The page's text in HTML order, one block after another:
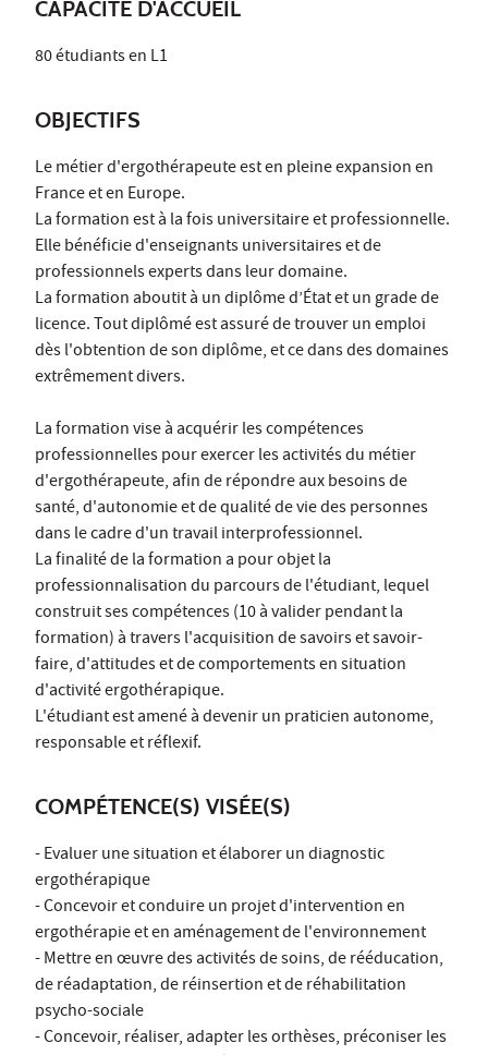
CAPACITÉ D'ACCUEIL
80 étudiants en L1
OBJECTIFS
Le métier d'ergothérapeute est en pleine expansion en
France et en Europe.
La formation est à la fois universitaire et professionnelle.
Elle bénéficie d'enseignants universitaires et de
professionnels experts dans leur domaine.
La formation aboutit à un diplôme d’État et un grade de
licence. Tout diplômé est assuré de trouver un emploi
dès l'obtention de son diplôme, et ce dans des domaines
extrêmement divers.
La formation vise à acquérir les compétences
professionnelles pour exercer les activités du métier
d'ergothérapeute, afin de répondre aux besoins de
santé, d'autonomie et de qualité de vie des personnes
dans le cadre d'un travail interprofessionnel.
La finalité de la formation a pour objet la
professionnalisation du parcours de l'étudiant, lequel
construit ses compétences (10 à valider pendant la
formation) à travers l'acquisition de savoirs et savoir-
faire, d'attitudes et de comportements en situation
d'activité ergothérapique.
L'étudiant est amené à devenir un praticien autonome,
responsable et réflexif.
COMPÉTENCE(S) VISÉE(S)
- Evaluer une situation et élaborer un diagnostic
ergothérapique
- Concevoir et conduire un projet d'intervention en
ergothérapie et en aménagement de l'environnement
- Mettre en œuvre des activités de soins, de rééducation,
de réadaptation, de réinsertion et de réhabilitation
psycho-sociale
- Concevoir, réaliser, adapter les orthèses, préconiser les